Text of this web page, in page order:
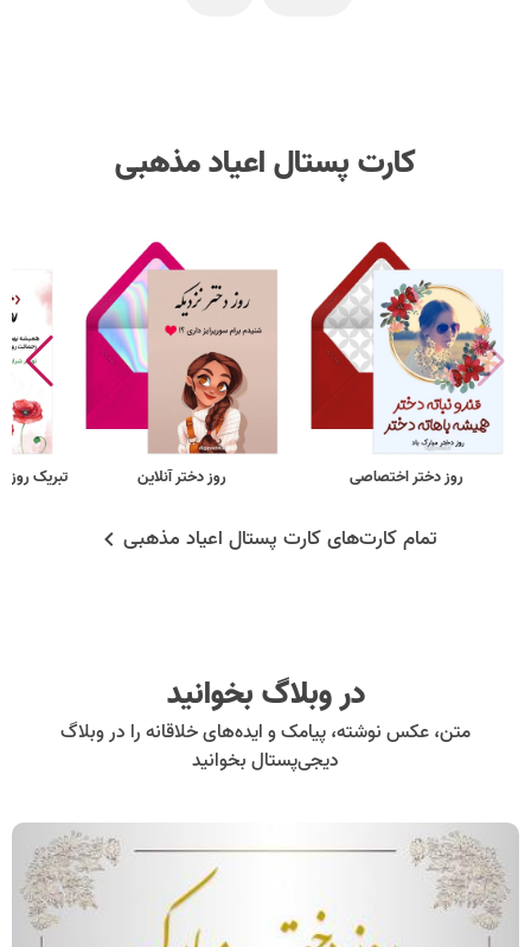
کارت پستال اعیاد مذهبی
روز دختر اختصاصی روز دختر آنلاین تبریک روز
تمام کارت‌های کارت پستال اعیاد مذهبی
در وبلاگ بخوانید
متن، عکس نوشته، پیامک و ایده‌های خلاقانه را در وبلاگ
دیجی‌پستال بخوانید